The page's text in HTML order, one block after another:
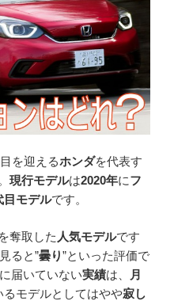
を迎えるホンダを代表す
。 現行モデルは2020年にフ
目モデルです。
奪取した 人気モデルです
ると”曇り”といった評価で
に届いていない実績は、
月
るモデルとしてはやや寂し